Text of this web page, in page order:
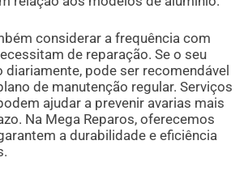
considerar a frequência com
de reparação. Se o seu
diariamente, pode ser recomendável
de manutenção regular. Serviços
ajudar a prevenir avarias mais
Na Mega Reparos, oferecemos
a durabilidade e eficiência